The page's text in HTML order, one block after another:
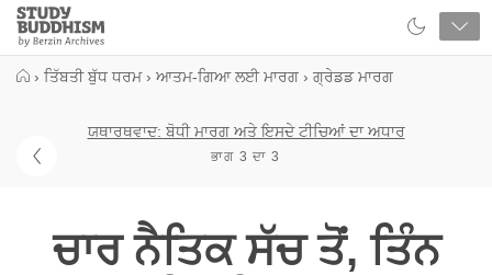
Close
Study
Buddhism
Home
› ਤਿੱਬਤੀ ਬੁੱਧ ਧਰਮ › ਆਤਮ-ਗਿਆ ਲਈ ਮਾਰਗ › ਗ੍ਰੇਡਡ ਮਾਰਗ
ਯਥਾਰਥਵਾਦ: ਬੋਧੀ ਮਾਰਗ ਅਤੇ ਇਸਦੇ ਟੀਚਿਆਂ ਦਾ ਅਧਾਰ
ਭਾਗ 3 ਦਾ 3
ਚਾਰ ਨੈਤਿਕ ਸੱਚ ਤੋਂ, ਤਿੰਨ